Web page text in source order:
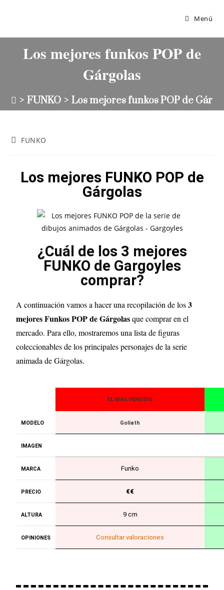
Menú
Los mejores funkos POP de
Gárgolas
> FUNKO > Los mejores funkos POP de
FUNKO
Los mejores FUNKO POP de
Gárgolas
¿Cuál de los 3 mejores
FUNKO de Gargoyles
comprar?
A continuación vamos a hacer una recopilación de los3
mejores Funkos POP de Gárgolasque comprar en el
mercado. Para ello, mostraremos una lista de figuras
coleccionables de los principales personajes de la serie
animada de Gárgolas.
EL MÁS VENDIDO
MODELO Goliath
IMAGEN
MARCA Funko
PRECIO €€
ALTURA 9 cm
OPINIONES Consultar valoraciones